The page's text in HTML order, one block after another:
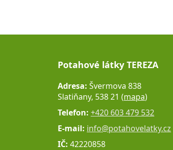
Potahové látky TEREZA
Adresa: Švermova 838
Slatiňany, 538 21 (mapa)
Telefon: +420 603 479 532
E-mail: info@potahovelatky.cz
IČ: 42220858